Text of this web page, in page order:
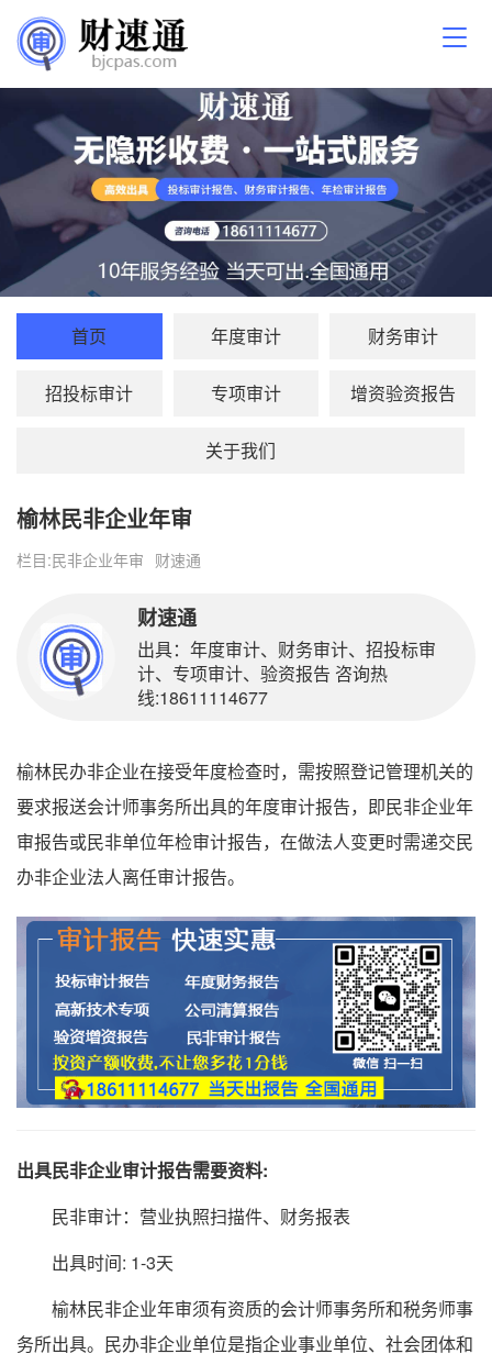
首页 年度审计 财务审计
招投标审计 专项审计 增资验资报告
关于我们
榆林民非企业年审
栏目:民非企业年审 财速通
财速通
出具：年度审计、财务审计、招投标审
计、专项审计、验资报告 咨询热
线:18611114677
榆林民办非企业在接受年度检查时，需按照登记管理机关的
要求报送会计师事务所出具的年度审计报告，即民非企业年
审报告或民非单位年检审计报告，在做法人变更时需递交民
办非企业法人离任审计报告。
出具民非企业审计报告需要资料:
民非审计：营业执照扫描件、财务报表
出具时间: 1-3天
榆林民非企业年审须有资质的会计师事务所和税务师事
务所出具。民办非企业单位是指企业事业单位、社会团体和